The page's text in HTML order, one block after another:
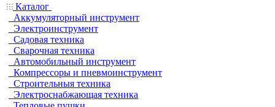
Каталог
Аккумуляторный инструмент
Электроинструмент
Садовая техника
Сварочная техника
Автомобильный инструмент
Компрессоры и пневмоинструмент
Строительныя техника
Электроснабжающая техника